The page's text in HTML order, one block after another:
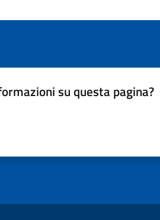
su questa pagina?